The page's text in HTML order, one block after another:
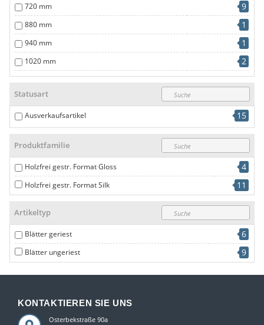
720 mm 9
880 mm 1
940 mm 1
1020 mm 2
1600 mm 1
Statusart
Ausverkaufsartikel 15
Produktfamilie
Holzfrei gestr. Format Gloss 4
Holzfrei gestr. Format Silk 11
Artikeltyp
Blätter geriest 6
Blätter ungeriest 9
KONTAKTIEREN SIE UNS
Osterbekstraße 90a